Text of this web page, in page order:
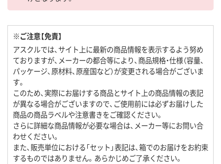
※ご注意【免責】
アスクルでは、サイト上に最新の商品情報を表示するよう努め
ておりますが、メーカーの都合等により、商品規格・仕様（容量、
パッケージ、原材料、原産国など）が変更される場合がございま
す。
このため、実際にお届けする商品とサイト上の商品情報の表記
が異なる場合がございますので、ご使用前には必ずお届けした
商品の商品ラベルや注意書きをご確認ください。
さらに詳細な商品情報が必要な場合は、メーカー等にお問い合
わせください。
また、販売単位における「セット」表記は、箱でのお届けをお約束
するものではありません。あらかじめご了承ください。